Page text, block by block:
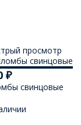
просмотр
₽
свинцовые